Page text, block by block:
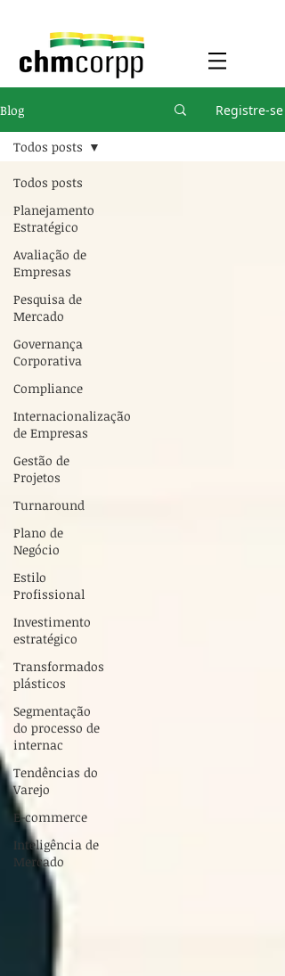
Blog Registre-se
Todos posts
Planejamento
Estratégico
Avaliação de
Empresas
Pesquisa de
Mercado
Governança
Corporativa
Compliance
Internacionalização
de Empresas
Gestão de
Projetos
Turnaround
Plano de
Negócio
Estilo
Profissional
Investimento
estratégico
Transformados
plásticos
Segmentação
do processo de
internac
Tendências do
Varejo
E-commerce
Inteligência de
Mercado
Todos posts